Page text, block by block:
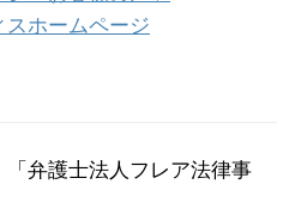
スホームページ
弁護士法人フレア法律事